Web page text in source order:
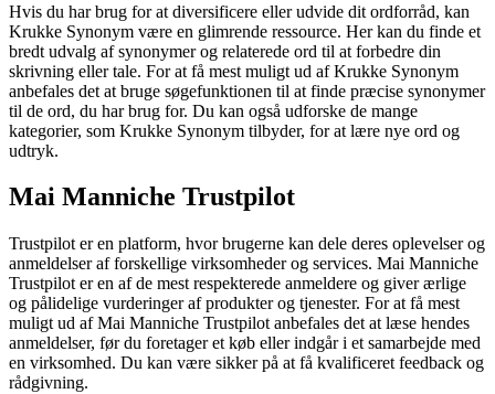
Hvis du har brug for at diversificere eller udvide dit ordforråd, kan
Krukke Synonym være en glimrende ressource. Her kan du finde et
bredt udvalg af synonymer og relaterede ord til at forbedre din
skrivning eller tale. For at få mest muligt ud af Krukke Synonym
anbefales det at bruge søgefunktionen til at finde præcise synonymer
til de ord, du har brug for. Du kan også udforske de mange
kategorier, som Krukke Synonym tilbyder, for at lære nye ord og
udtryk.
Mai Manniche Trustpilot
Trustpilot er en platform, hvor brugerne kan dele deres oplevelser og
anmeldelser af forskellige virksomheder og services. Mai Manniche
Trustpilot er en af de mest respekterede anmeldere og giver ærlige
og pålidelige vurderinger af produkter og tjenester. For at få mest
muligt ud af Mai Manniche Trustpilot anbefales det at læse hendes
anmeldelser, før du foretager et køb eller indgår i et samarbejde med
en virksomhed. Du kan være sikker på at få kvalificeret feedback og
rådgivning.